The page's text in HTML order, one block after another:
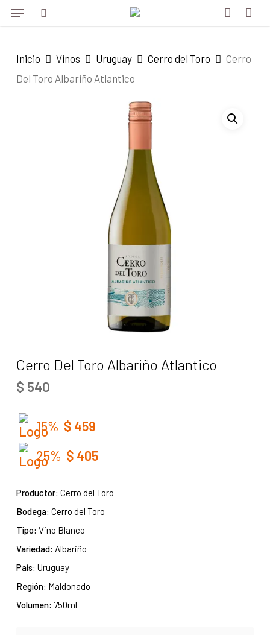
Skip
content
Menu
Inicio Vinos Uruguay Cerro del Toro
Cerro
Del Toro Albariño Atlantico
Cerro Del Toro Albariño Atlantico
$ 540
15% $ 459
25% $ 405
Productor: Cerro del Toro
Bodega: Cerro del Toro
Tipo: Vino Blanco
Variedad: Albariño
País: Uruguay
Región: Maldonado
Volumen: 750ml